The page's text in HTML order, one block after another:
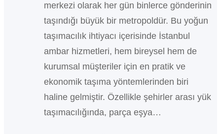
merkezi olarak her gün binlerce gönderinin
taşındığı büyük bir metropoldür. Bu yoğun
taşımacılık ihtiyacı içerisinde İstanbul
ambar hizmetleri, hem bireysel hem de
kurumsal müşteriler için en pratik ve
ekonomik taşıma yöntemlerinden biri
haline gelmiştir. Özellikle şehirler arası yük
taşımacılığında, parça eşya…